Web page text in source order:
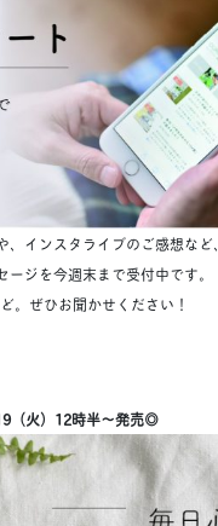
インスタライブのご感想など、
ージを今週末まで受付中です。
。ぜひお聞かせください！
（火）12時半〜発売◎